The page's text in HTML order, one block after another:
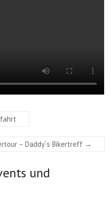
– Daddy´s Bikertreff →
und